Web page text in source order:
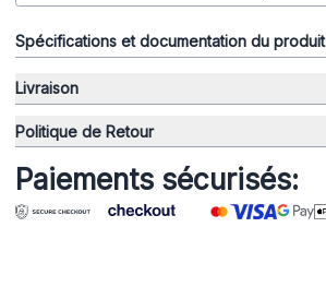
Spécifications et documentation du produit
Livraison
Politique de Retour
Paiements sécurisés: